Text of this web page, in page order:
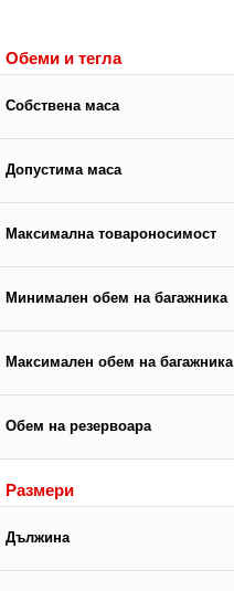
Обеми и тегла
Собствена маса
Допустима маса
Максимална товароносимост
Минимален обем на багажника
Максимален обем на багажника
Обем на резервоара
Размери
Дължина